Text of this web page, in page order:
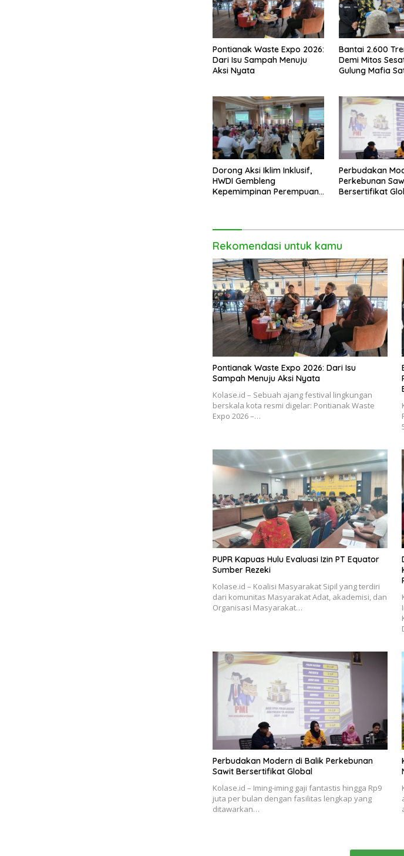
Pontianak Waste Expo 2026:
Dari Isu Sampah Menuju
Aksi Nyata
Bantai 2.600
Demi Mitos
Gulung Mafia
Dorong Aksi Iklim Inklusif,
HWDI Gembleng
Kepemimpinan Perempuan
Perbudakan
Perkebunan
Bersertifikat
Rekomendasi untuk kamu
Pontianak Waste Expo 2026: Dari Isu
Sampah Menuju Aksi Nyata
Kolase.id – Sebuah ajang festival lingkungan
berskala kota resmi digelar: Pontianak Waste
Expo 2026 –…
PUPR Kapuas Hulu Evaluasi Izin PT Equator
Sumber Rezeki
Kolase.id – Koalisi Masyarakat Sipil yang terdiri
dari komunitas Masyarakat Adat, akademisi, dan
Organisasi Masyarakat…
Perbudakan Modern di Balik Perkebunan
Sawit Bersertifikat Global
Kolase.id – Iming-iming gaji fantastis hingga Rp9
juta per bulan dengan fasilitas lengkap yang
ditawarkan…